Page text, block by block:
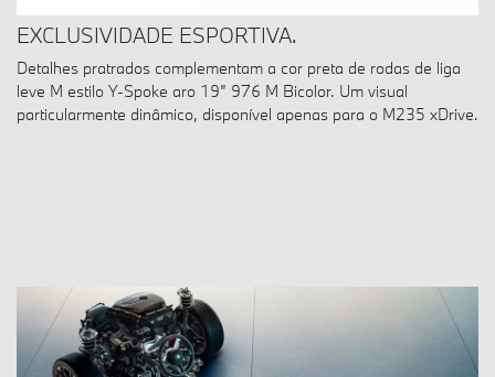
EXCLUSIVIDADE ESPORTIVA.
Detalhes pratrados complementam a cor preta de rodas de liga
leve M estilo Y-Spoke aro 19” 976 M Bicolor. Um visual
particularmente dinâmico, disponível apenas para o M235 xDrive.